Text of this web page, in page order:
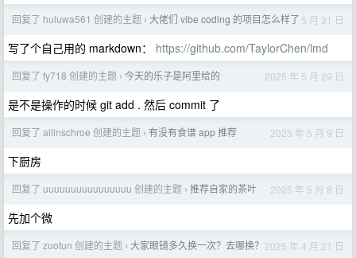
回复了 huluwa561 创建的主题 › 大佬们 vibe coding 的项目怎么样了 5 月 31 日
写了个自己用的 markdown： https://github.com/TaylorChen/lmd
回复了 fy718 创建的主题 › 今天的乐子是阿里给的 2025 年 5 月 29 日
是不是操作的时候 git add . 然后 commit 了
回复了 allinschroe 创建的主题 › 有没有食谱 app 推荐 2025 年 5 月 9 日
下厨房
回复了 uuuuuuuuuuuuuuuu 创建的主题 › 推荐自家的茶叶 2025 年 5 月 8 日
先加个微
回复了 zuotun 创建的主题 › 大家眼镜多久换一次？去哪换？ 2025 年 4 月 21 日